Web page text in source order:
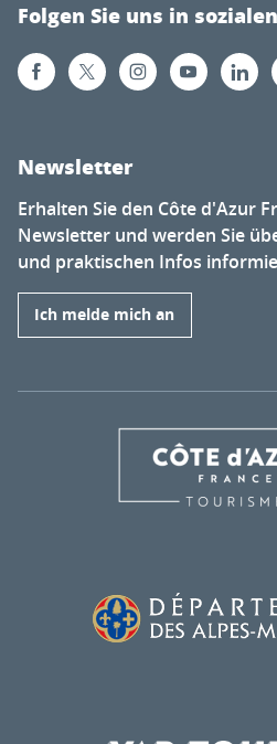
Folgen Sie uns in
Newsletter
Erhalten Sie den Côte d'Azur
Newsletter und werden Sie
und praktischen Infos
Ich melde mich an